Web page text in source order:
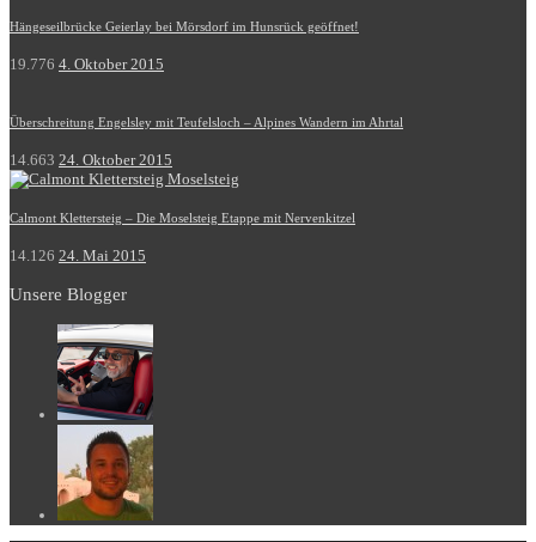
Hängeseilbrücke Geierlay bei Mörsdorf im Hunsrück geöffnet!
19.776 4. Oktober 2015
Überschreitung Engelsley mit Teufelsloch – Alpines Wandern im Ahrtal
14.663 24. Oktober 2015
Calmont Klettersteig – Die Moselsteig Etappe mit Nervenkitzel
14.126 24. Mai 2015
Unsere Blogger